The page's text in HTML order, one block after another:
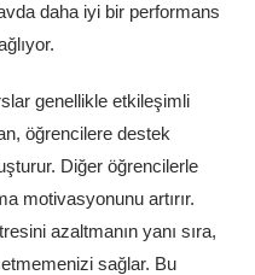
daha iyi bir performans
genellikle etkileşimli
öğrencilere destek
Diğer öğrencilerle
motivasyonunu artırır.
azaltmanın yanı sıra,
sağlar. Bu